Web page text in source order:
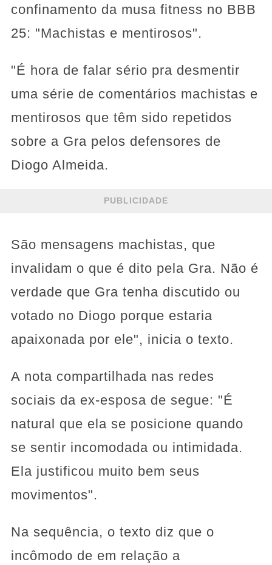
confinamento da musa fitness no BBB
25: "Machistas e mentirosos".
"É hora de falar sério pra desmentir
uma série de comentários machistas e
mentirosos que têm sido repetidos
sobre a Gra pelos defensores de
Diogo Almeida.
PUBLICIDADE
São mensagens machistas, que
invalidam o que é dito pela Gra. Não é
verdade que Gra tenha discutido ou
votado no Diogo porque estaria
apaixonada por ele", inicia o texto.
A nota compartilhada nas redes
sociais da ex-esposa de segue: "É
natural que ela se posicione quando
se sentir incomodada ou intimidada.
Ela justificou muito bem seus
movimentos".
Na sequência, o texto diz que o
incômodo de em relação a